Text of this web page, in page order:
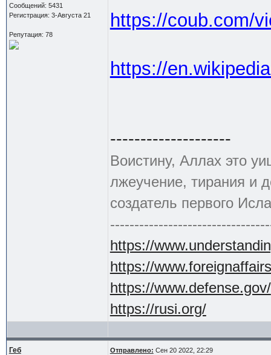
Сообщений: 5431
Регистрация: 3-Августа 21
Репутация: 78
https://coub.com/
https://
--------------------
Воистину, Аллах это
лжеучение, тирания и
создатель первого
https://
https://
https://www.defense.gov/
https://rusi.org/
Геб Отправлено: Сен 20 2022, 22:29